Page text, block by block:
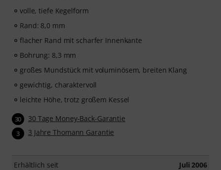
volle, tiefe Kegelform
Rand: 8,0 mm
flacher Rand mit scharfer Innenkante
Bohrung: 8,3 mm
großes Mundstück mit voluminösem, breiten Klang
gewichtig, charaktervoll
leichte Höhe, trotz großem Kessel
30 30 Tage Money-Back-Garantie
3 3 Jahre Thomann Garantie
Erhältlich seit Juli 2006